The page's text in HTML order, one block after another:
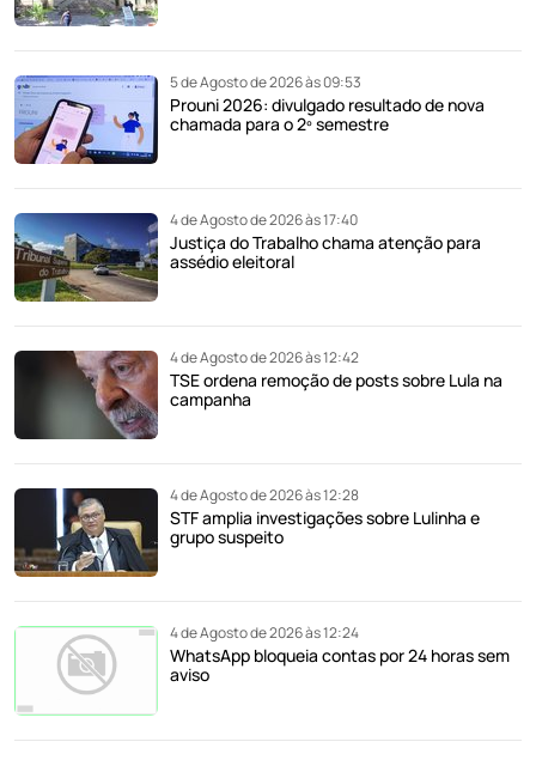
5 de Agosto de 2026 às 09:53
Prouni 2026: divulgado resultado de nova
chamada para o 2º semestre
4 de Agosto de 2026 às 17:40
Justiça do Trabalho chama atenção para
assédio eleitoral
4 de Agosto de 2026 às 12:42
TSE ordena remoção de posts sobre Lula na
campanha
4 de Agosto de 2026 às 12:28
STF amplia investigações sobre Lulinha e
grupo suspeito
4 de Agosto de 2026 às 12:24
WhatsApp bloqueia contas por 24 horas sem
aviso